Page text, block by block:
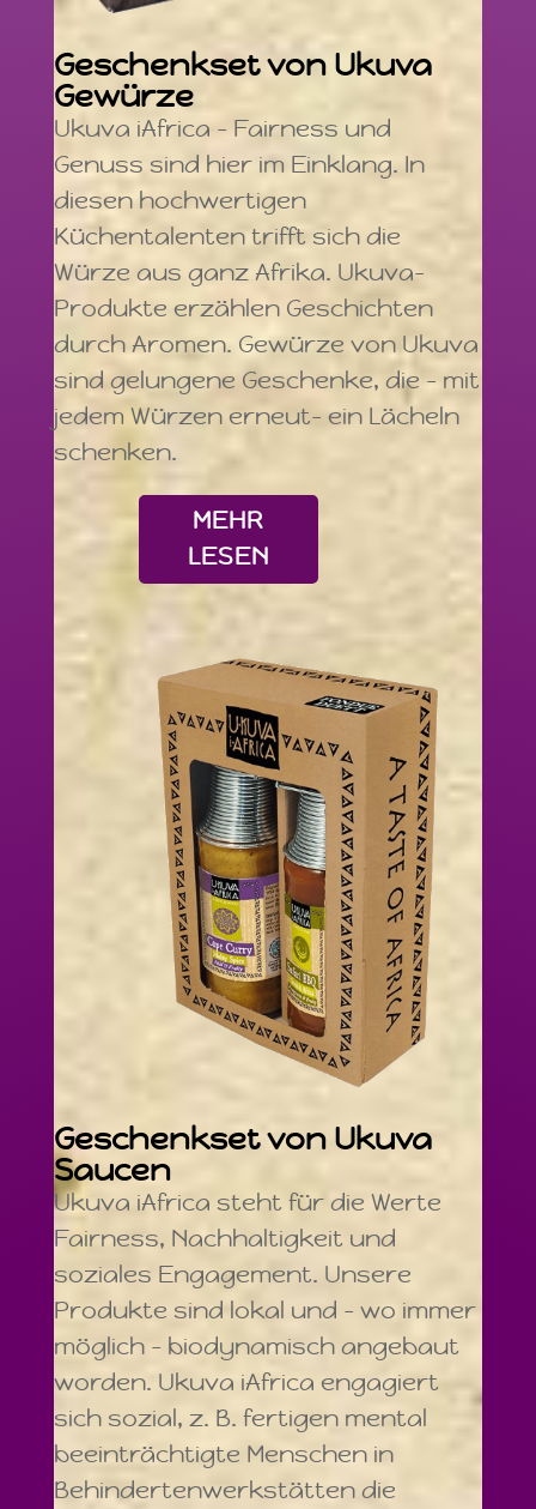
Geschenkset von Ukuva
Gewürze
Ukuva iAfrica – Fairness und
Genuss sind hier im Einklang. In
diesen hochwertigen
Küchentalenten trifft sich die
Würze aus ganz Afrika. Ukuva-
Produkte erzählen Geschichten
durch Aromen. Gewürze von Ukuva
sind gelungene Geschenke, die – mit
jedem Würzen erneut– ein Lächeln
schenken.
MEHR
LESEN
Geschenkset von Ukuva
Saucen
Ukuva iAfrica steht für die Werte
Fairness, Nachhaltigkeit und
soziales Engagement. Unsere
Produkte sind lokal und – wo immer
möglich – biodynamisch angebaut
worden. Ukuva iAfrica engagiert
sich sozial, z. B. fertigen mental
beeinträchtigte Menschen in
Behindertenwerkstätten die